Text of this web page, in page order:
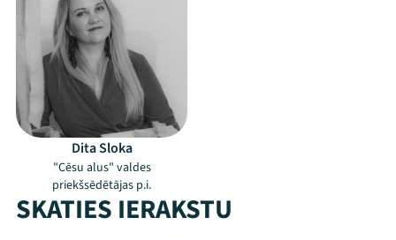
Dita Sloka
"Cēsu alus" valdes
priekšsēdētājas p.i.
SKATIES IERAKSTU